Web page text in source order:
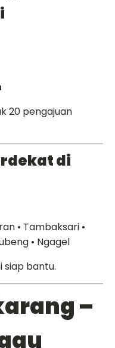
20 pengajuan
di
• Tambaksari •
• Ngagel
siap bantu.
–